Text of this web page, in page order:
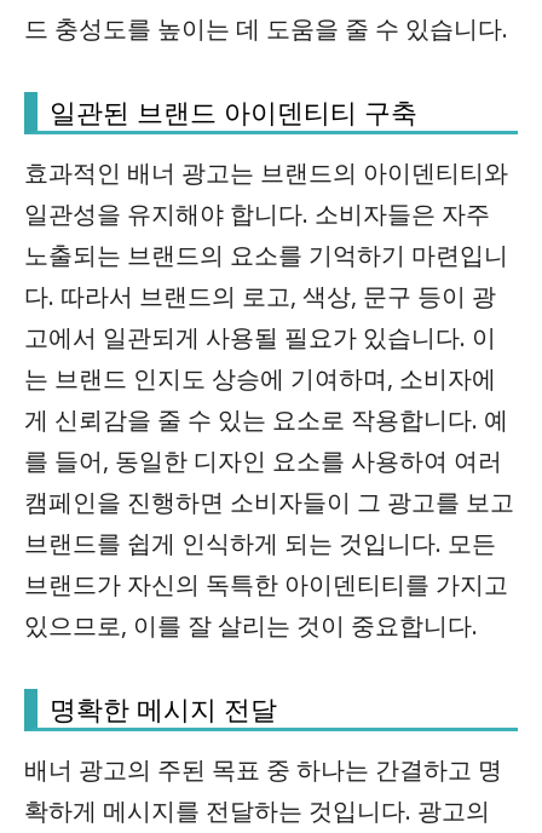
드 충성도를 높이는 데 도움을 줄 수 있습니다.
일관된 브랜드 아이덴티티 구축
효과적인 배너 광고는 브랜드의 아이덴티티와
일관성을 유지해야 합니다. 소비자들은 자주
노출되는 브랜드의 요소를 기억하기 마련입니
다. 따라서 브랜드의 로고, 색상, 문구 등이 광
고에서 일관되게 사용될 필요가 있습니다. 이
는 브랜드 인지도 상승에 기여하며, 소비자에
게 신뢰감을 줄 수 있는 요소로 작용합니다. 예
를 들어, 동일한 디자인 요소를 사용하여 여러
캠페인을 진행하면 소비자들이 그 광고를 보고
브랜드를 쉽게 인식하게 되는 것입니다. 모든
브랜드가 자신의 독특한 아이덴티티를 가지고
있으므로, 이를 잘 살리는 것이 중요합니다.
명확한 메시지 전달
배너 광고의 주된 목표 중 하나는 간결하고 명
확하게 메시지를 전달하는 것입니다. 광고의